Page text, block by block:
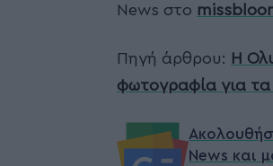
News στο
Πηγή άρθρου:
Η
φωτογραφία για τα
News και